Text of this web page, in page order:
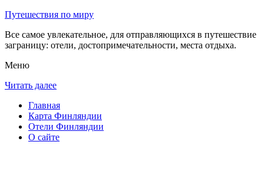
Путешествия по миру
Все самое увлекательное, для отправляющихся в путешествие
заграницу: отели, достопримечательности, места отдыха.
Меню
Читать далее
Главная
Карта Финляндии
Отели Финляндии
О сайте